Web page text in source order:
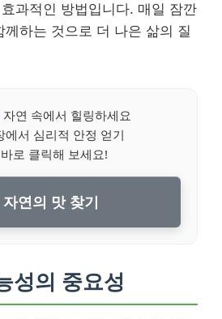
과적인 방법입니다. 매일 잠깐
께하는 것으로 더 나은 삶의 질
자연 속에서 힐링하세요
에서 심리적 안정 얻기
로 클릭해 보세요!
자연의 맛 찾기
성의 중요성